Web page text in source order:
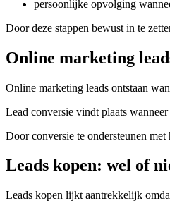
persoonlijke opvolging
Door deze stappen bewust in te
Online marketing
Online marketing leads ontstaan
Lead conversie vindt plaats
Door conversie te ondersteunen
Leads kopen: wel of
Leads kopen lijkt aantrekkelijk